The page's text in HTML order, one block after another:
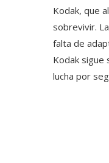
Kodak, que
sobrevivir.
falta de
Kodak sigue
lucha por